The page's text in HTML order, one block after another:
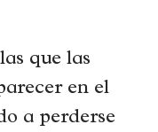
que las
en el
a perderse